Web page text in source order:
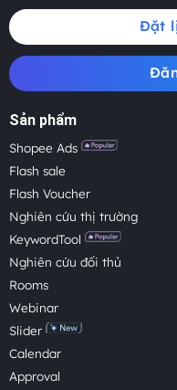
Đặt
Sản phẩm
Shopee Ads
Flash sale
Flash Voucher
Nghiên cứu thị trường
KeywordTool
Nghiên cứu đối thủ
Rooms
Webinar
Slider
Calendar
Approval